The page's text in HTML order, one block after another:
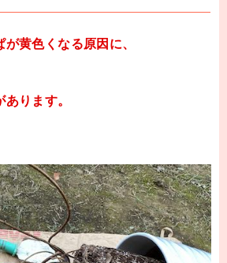
黄色くなる原因に、
ります。